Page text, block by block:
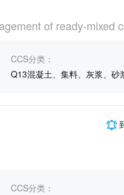
of ready-mixed
CCS分类：
Q13混凝土、集料、灰浆、砂
CCS分类：